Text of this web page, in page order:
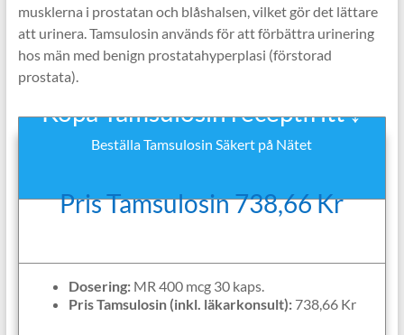
musklerna i prostatan och blåshalsen, vilket gör det lättare
att urinera. Tamsulosin används för att förbättra urinering
hos män med benign prostatahyperplasi (förstorad
prostata).
Köpa Tamsulosin receptfritt ↓
Beställa Tamsulosin Säkert på Nätet
Pris Tamsulosin 738,66 Kr
Dosering: MR 400 mcg 30 kaps.
Pris Tamsulosin (inkl. läkarkonsult): 738,66 Kr